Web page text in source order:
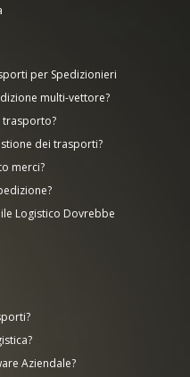
per Spedizionieri
multi-vettore?
trasporto?
dei trasporti?
merci?
Logistico Dovrebbe
Aziendale?